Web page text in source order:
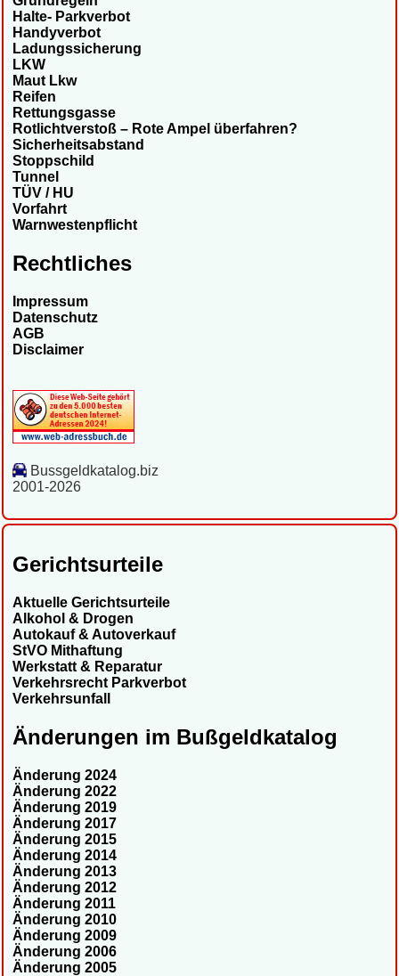
Halte- Parkverbot
Handyverbot
Ladungssicherung
LKW
Maut Lkw
Reifen
Rettungsgasse
Rotlichtverstoß – Rote Ampel überfahren?
Sicherheitsabstand
Stoppschild
Tunnel
TÜV / HU
Vorfahrt
Warnwestenpflicht
Rechtliches
Impressum
Datenschutz
AGB
Disclaimer
Bussgeldkatalog.biz
2001-2026
Gerichtsurteile
Aktuelle Gerichtsurteile
Alkohol & Drogen
Autokauf & Autoverkauf
StVO Mithaftung
Werkstatt & Reparatur
Verkehrsrecht Parkverbot
Verkehrsunfall
Änderungen im Bußgeldkatalog
Änderung 2024
Änderung 2022
Änderung 2019
Änderung 2017
Änderung 2015
Änderung 2014
Änderung 2013
Änderung 2012
Änderung 2011
Änderung 2010
Änderung 2009
Änderung 2006
Änderung 2005